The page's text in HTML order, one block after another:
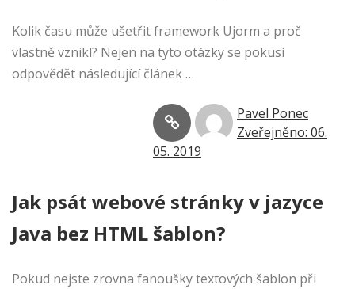
Kolik času může ušetřit framework Ujorm a proč
vlastně vznikl? Nejen na tyto otázky se pokusí
odpovědět následující článek …
Pavel Ponec
Zveřejněno: 06.
05. 2019
Jak psát webové stránky v jazyce
Java bez HTML šablon?
Pokud nejste zrovna fanoušky textových šablon při